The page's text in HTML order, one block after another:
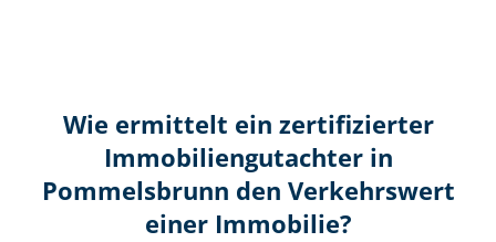
Wie ermittelt ein zertifizierter
Immobilien­gutachter in
Pommelsbrunn den Verkehrswert
einer Immobilie?